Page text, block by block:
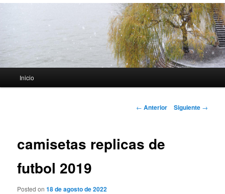
principal
Inicio
Navegación
← Anterior Siguiente →
camisetas replicas de
futbol 2019
Posted on18 de agosto de 2022